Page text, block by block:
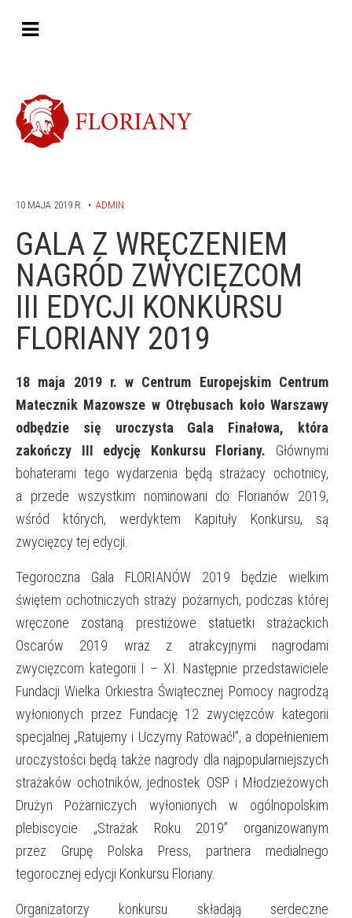
10 MAJA 2019 R. • ADMIN
GALA Z WRĘCZENIEM
NAGRÓD ZWYCIĘZCOM
III EDYCJI KONKURSU
FLORIANY 2019
18 maja 2019 r. w Centrum Europejskim Centrum
Matecznik Mazowsze w Otrębusach koło Warszawy
odbędzie się uroczysta Gala Finałowa, która
zakończy III edycję Konkursu Floriany. Głównymi
bohaterami tego wydarzenia będą strażacy ochotnicy,
a przede wszystkim nominowani do Florianów 2019,
wśród których, werdyktem Kapituły Konkursu, są
zwycięzcy tej edycji.
Tegoroczna Gala FLORIANÓW 2019 będzie wielkim
świętem ochotniczych straży pożarnych, podczas której
wręczone zostaną prestiżowe statuetki strażackich
Oscarów 2019 wraz z atrakcyjnymi nagrodami
zwycięzcom kategorii I – XI. Następnie przedstawiciele
Fundacji Wielka Orkiestra Świątecznej Pomocy nagrodzą
wyłonionych przez Fundację 12 zwycięzców kategorii
specjalnej „Ratujemy i Uczymy Ratować!”, a dopełnieniem
uroczystości będą także nagrody dla najpopularniejszych
strażaków ochotników, jednostek OSP i Młodzieżowych
Drużyn Pożarniczych wyłonionych w ogólnopolskim
plebiscycie „Strażak Roku 2019” organizowanym
przez Grupę Polska Press, partnera medialnego
tegorocznej edycji Konkursu Floriany.
Organizatorzy konkursu składają serdeczne